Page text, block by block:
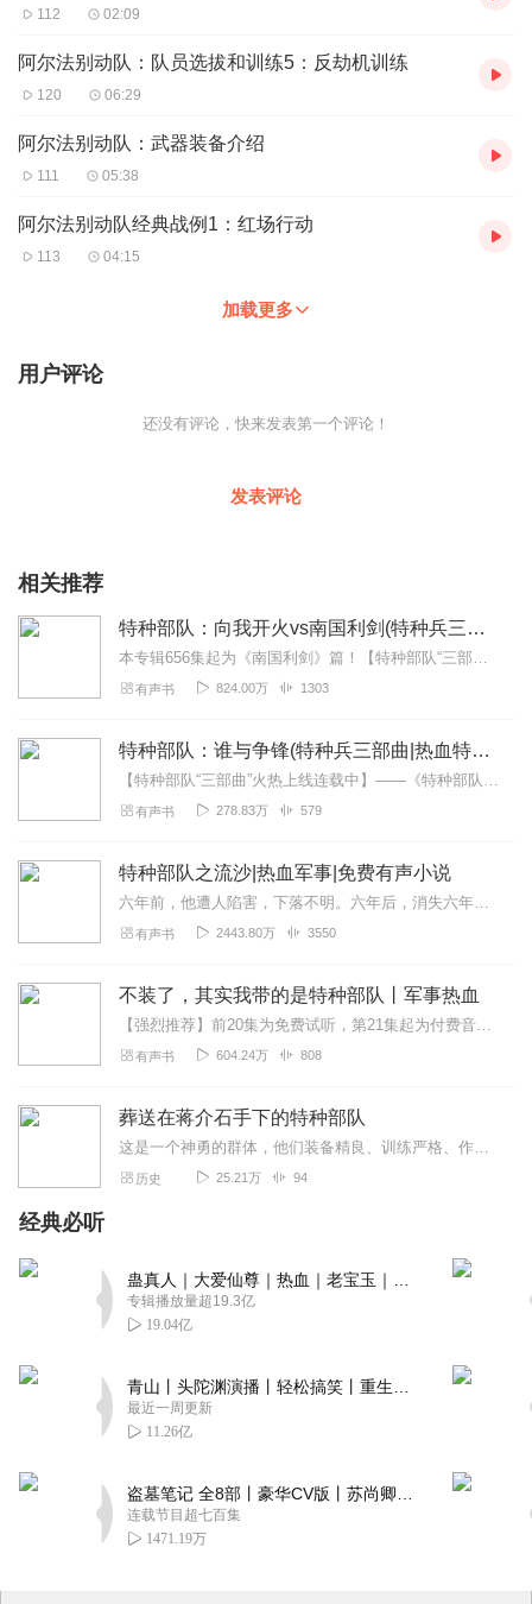
112 02:09
阿尔法别动队：队员选拔和训练5：反劫机训练
120 06:29
阿尔法别动队：武器装备介绍
111 05:38
阿尔法别动队经典战例1：红场行动
113 04:15
加载更多
用户评论
还没有评论，快来发表第一个评论！
发表评论
相关推荐
特种部队：向我开火vs南国利剑(特种兵三部曲)
本专辑656集起为《南国利剑》篇！【特种部队“三部曲”火热上线连载中】——《特种部队：向我开火》——一代兵王成长之路《特种部队：南国利剑》——守护家园寸土不让《...
有声书 824.00万 1303
特种部队：谁与争锋(特种兵三部曲|热血特战荣耀军旅)
【特种部队“三部曲”火热上线连载中】——《特种部队：向我开火》——一代兵王成长之路《特种部队：南国利剑》——守护家园寸土不让《特种部队：谁与争锋》——边境围剿揭...
有声书 278.83万 579
特种部队之流沙|热血军事|免费有声小说
六年前，他遭人陷害，下落不明。六年后，消失六年的兵王失忆回归，重组华国最神秘特种部队流沙！而流沙中，最强者名为幽灵。战争之门已经打开，血色阴影笼罩华国。家仇国恨...
有声书 2443.80万 3550
不装了，其实我带的是特种部队丨军事热血
【强烈推荐】前20集为免费试听，第21集起为付费音频。2023.10.31开始收费，0.2元/集，会员免费收听；日更3集，不定时爆更，多多评论订阅可加更哦~【内...
有声书 604.24万 808
葬送在蒋介石手下的特种部队
这是一个神勇的群体，他们装备精良、训练严格、作战勇敢，刀锋一出，势同摧枯拉朽。时至今日，虽然国民党军队特种部队犹如一颗流星已经消失在滚滚的历史洪流之中，但是它曾...
历史 25.21万 94
经典必听
专辑播放量超19.3亿
19.04亿
最近一周更新
11.26亿
连载节目超七百集
1471.19万